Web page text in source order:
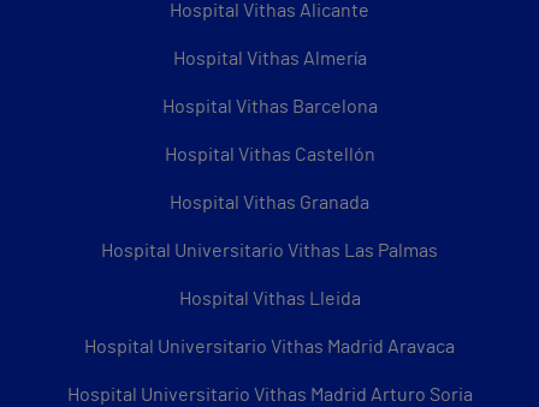
Hospital Vithas Alicante
Hospital Vithas Almería
Hospital Vithas Barcelona
Hospital Vithas Castellón
Hospital Vithas Granada
Hospital Universitario Vithas Las Palmas
Hospital Vithas Lleida
Hospital Universitario Vithas Madrid Aravaca
Hospital Universitario Vithas Madrid Arturo Soria